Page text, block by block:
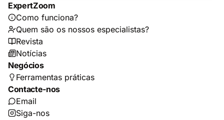
ExpertZoom
Como funciona?
Quem são os nossos especialistas?
Revista
Notícias
Negócios
Ferramentas práticas
Contacte-nos
Email
Siga-nos